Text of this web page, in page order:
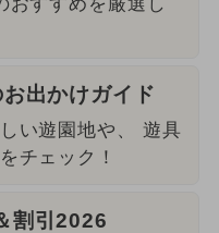
出かけガイド
い遊園地や、 遊具
チェック！
割引2026